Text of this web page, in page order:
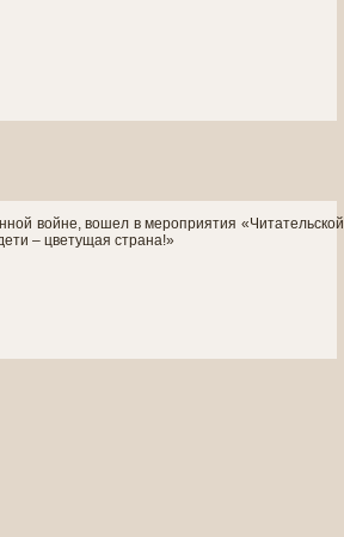
войне, вошел в мероприятия «Читательской
– цветущая страна!»